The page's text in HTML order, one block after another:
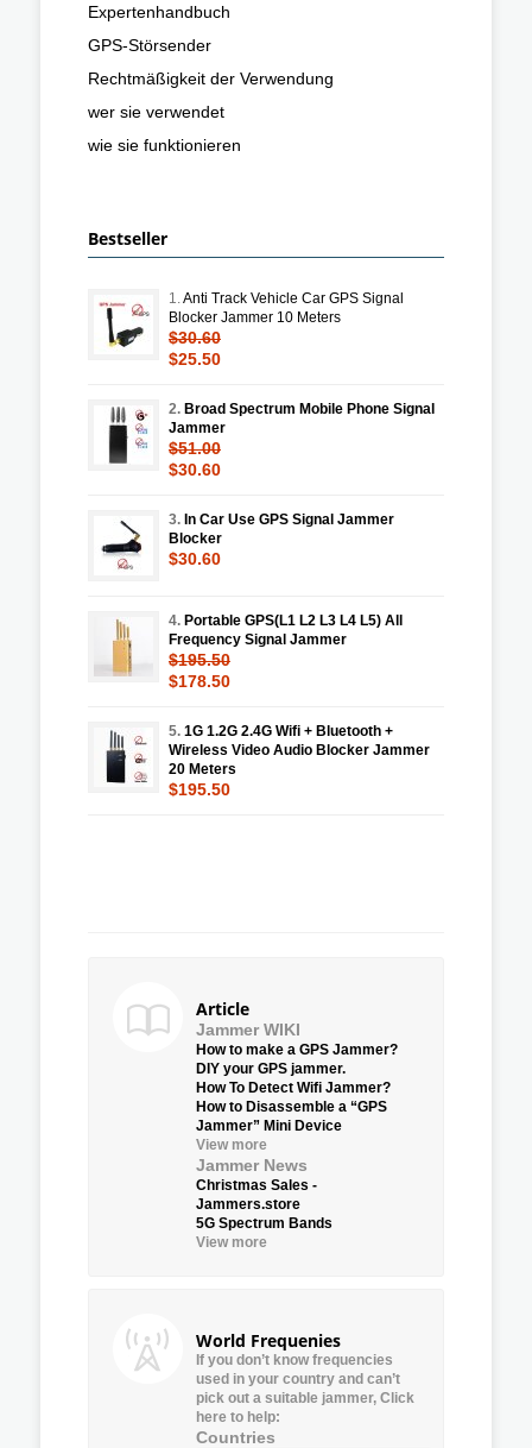
Expertenhandbuch
GPS-Störsender
Rechtmäßigkeit der Verwendung
wer sie verwendet
wie sie funktionieren
Bestseller
1.Anti Track Vehicle Car GPS Signal
Blocker Jammer 10 Meters
$30.60
$25.50
2. Broad Spectrum Mobile Phone Signal
Jammer
$51.00
$30.60
3. In Car Use GPS Signal Jammer
Blocker
$30.60
4. Portable GPS(L1 L2 L3 L4 L5) All
Frequency Signal Jammer
$195.50
$178.50
5. 1G 1.2G 2.4G Wifi + Bluetooth +
Wireless Video Audio Blocker Jammer
20 Meters
$195.50
Article
Jammer WIKI
How to make a GPS Jammer?
DIY your GPS jammer.
How To Detect Wifi Jammer?
How to Disassemble a “GPS
Jammer” Mini Device
View more
Jammer News
Christmas Sales -
Jammers.store
5G Spectrum Bands
View more
World Frequenies
If you don’t know frequencies
used in your country and can’t
pick out a suitable jammer, Click
here to help:
Countries